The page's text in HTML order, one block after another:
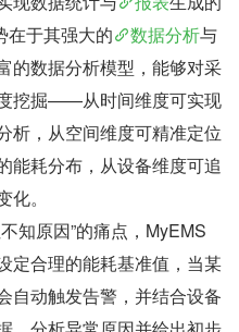
在于其强大的
数据分析与
的数据分析模型，能够对采
挖掘——从时间维度可实现
析，从空间维度可精准定位
能耗分布，从设备维度可追
。
知原因”的痛点，MyEMS
定合理的能耗基准值，当某
自动触发告警，并结合设备